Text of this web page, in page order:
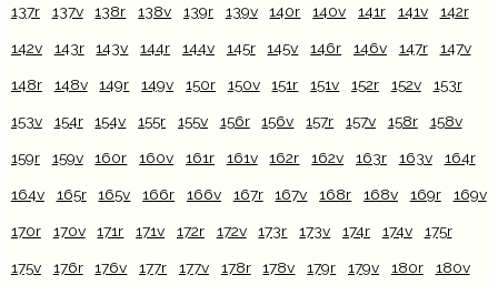
137r 137v 138r 138v 139r 139v 140r 140v 141r 141v 142r
142v 143r 143v 144r 144v 145r 145v 146r 146v 147r 147v
148r 148v 149r 149v 150r 150v 151r 151v 152r 152v 153r
153v 154r 154v 155r 155v 156r 156v 157r 157v 158r 158v
159r 159v 160r 160v 161r 161v 162r 162v 163r 163v 164r
164v 165r 165v 166r 166v 167r 167v 168r 168v 169r 169v
170r 170v 171r 171v 172r 172v 173r 173v 174r 174v 175r
175v 176r 176v 177r 177v 178r 178v 179r 179v 180r 180v